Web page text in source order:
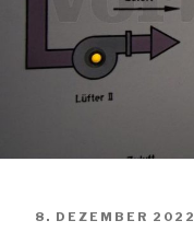
VERÖFFENTLICHT
8. DEZEMBER 2022